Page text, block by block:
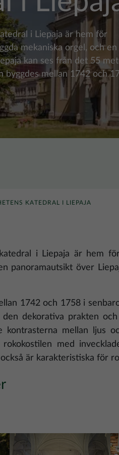
i Liepaja är hem för
mekaniska orgel, och en
kan ses från det 55
byggdes mellan 1742 och
KATEDRAL I LIEPAJA
i Liepaja är hem
panoramautsikt över
1742 och 1758 i
den dekorativa prakten
kontrasterna mellan ljus
rokokostilen med
är karakteristiska för
Bild Bild